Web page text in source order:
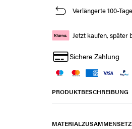
Verlängerte 100-
Jetzt kaufen, später
Sichere Zahlung
PRODUKTBESCHREIBUNG